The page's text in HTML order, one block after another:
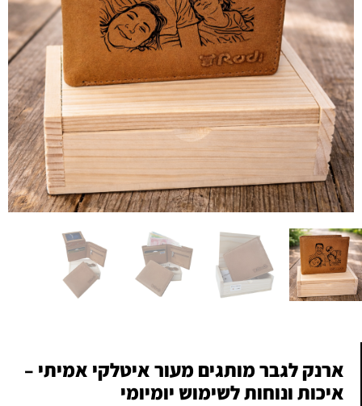
ארנק לגבר מותגים מעור איטלקי אמיתי –
איכות ונוחות לשימוש יומיומי